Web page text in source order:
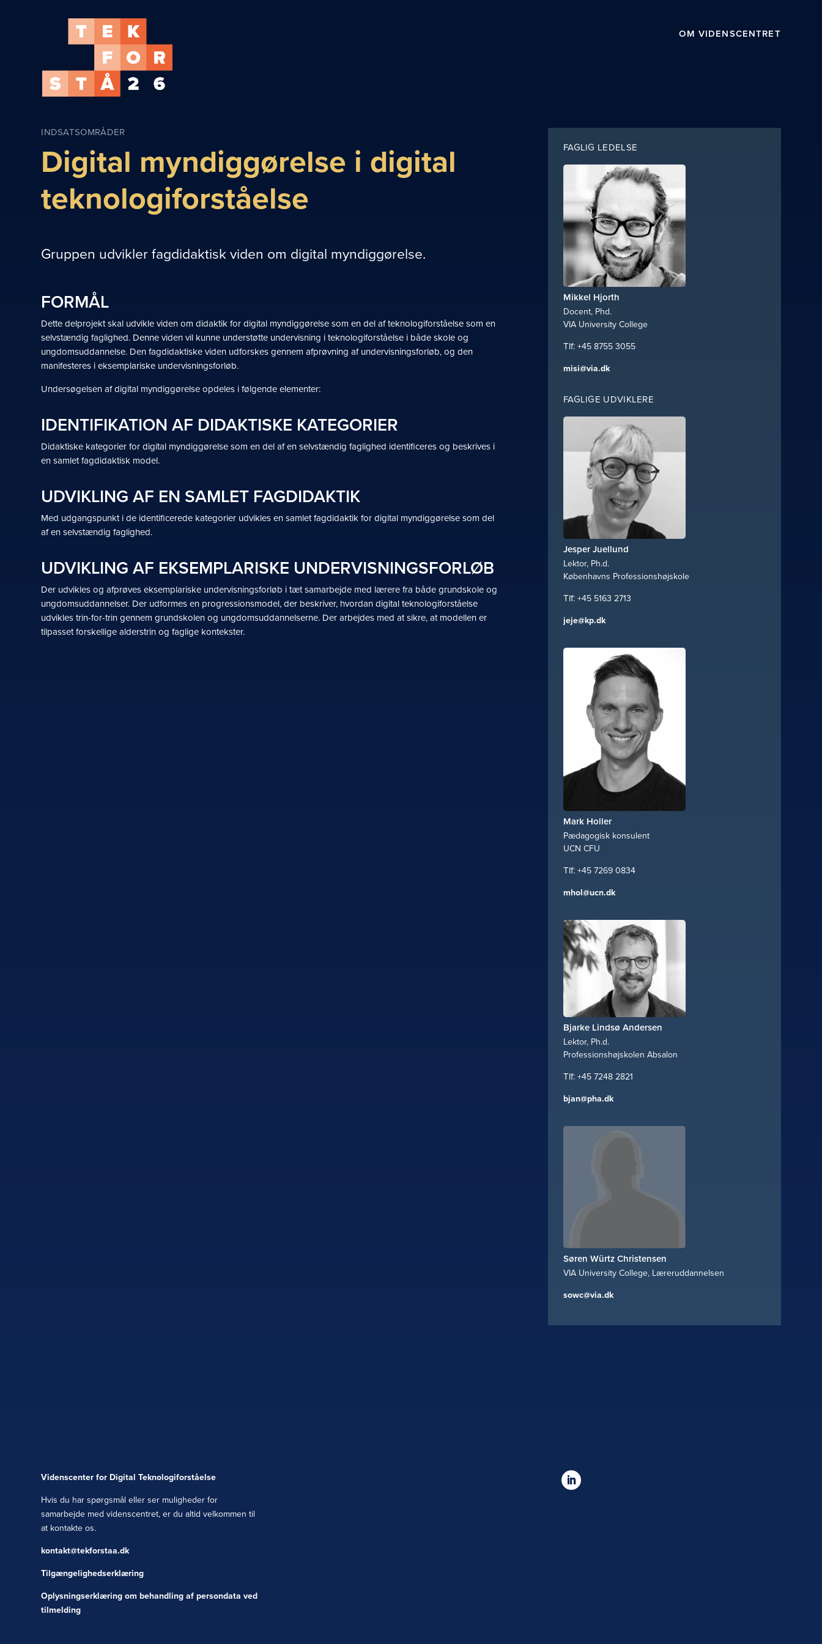
OM VIDENSCENTRET
INDSATSOMRÅDER
Digital myndiggørelse i digital
teknologiforståelse
Gruppen udvikler fagdidaktisk viden om digital myndiggørelse.
FORMÅL
Dette delprojekt skal udvikle viden om didaktik for digital myndiggørelse som en del af teknologiforståelse som en
selvstændig faglighed. Denne viden vil kunne understøtte undervisning i teknologiforståelse i både skole og
ungdomsuddannelse. Den fagdidaktiske viden udforskes gennem afprøvning af undervisningsforløb, og den
manifesteres i eksemplariske undervisningsforløb.
Undersøgelsen af digital myndiggørelse opdeles i følgende elementer:
IDENTIFIKATION AF DIDAKTISKE KATEGORIER
Didaktiske kategorier for digital myndiggørelse som en del af en selvstændig faglighed identificeres og beskrives i
en samlet fagdidaktisk model.
UDVIKLING AF EN SAMLET FAGDIDAKTIK
Med udgangspunkt i de identificerede kategorier udvikles en samlet fagdidaktik for digital myndiggørelse som del
af en selvstændig faglighed.
UDVIKLING AF EKSEMPLARISKE UNDERVISNINGSFORLØB
Der udvikles og afprøves eksemplariske undervisningsforløb i tæt samarbejde med lærere fra både grundskole og
ungdomsuddannelser. Der udformes en progressionsmodel, der beskriver, hvordan digital teknologiforståelse
udvikles trin-for-trin gennem grundskolen og ungdomsuddannelserne. Der arbejdes med at sikre, at modellen er
tilpasset forskellige alderstrin og faglige kontekster.
FAGLIG LEDELSE
Mikkel Hjorth
Docent, Phd.
VIA University College
+45 8755 3055
misi@via.dk
FAGLIGE UDVIKLERE
Jesper Juellund
Lektor, Ph.d.
Københavns Professionshøjskole
+45 5163 2713
jeje@kp.dk
Mark Holler
Pædagogisk konsulent
UCN CFU
+45 7269 0834
mhol@ucn.dk
Bjarke Lindsø Andersen
Lektor, Ph.d.
Professionshøjskolen Absalon
+45 7248 2821
bjan@pha.dk
Søren Würtz Christensen
VIA University College, Læreruddannelsen
sowc@via.dk
Videnscenter for Digital Teknologiforståelse
Hvis du har spørgsmål eller ser muligheder for
samarbejde med videnscentret, er du altid velkommen til
at kontakte os.
kontakt@tekforstaa.dk
Tilgængelighedserklæring
Oplysningserklæring om behandling af persondata ved
tilmelding